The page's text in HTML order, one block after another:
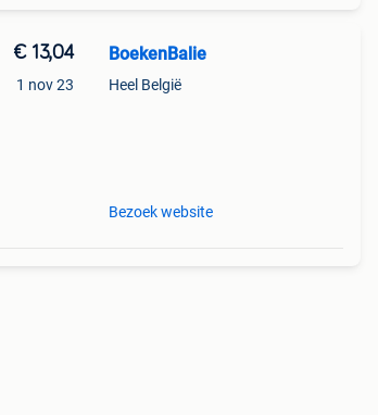
€ 13,04
1 nov 23
BoekenBalie
Heel België
Bezoek website